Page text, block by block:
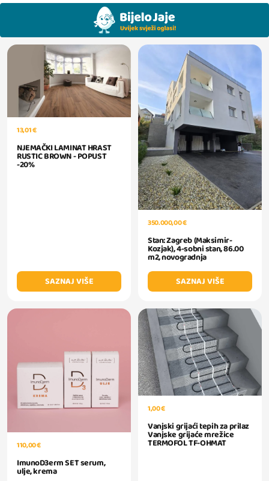
13,01 €
NJEMAČKI LAMINAT HRAST
RUSTIC BROWN - POPUST
-20%
SAZNAJ VIŠE
350.000,00 €
Stan: Zagreb (Maksimir-
Kozjak), 4-sobni stan, 86.00
m2, novogradnja
SAZNAJ VIŠE
110,00 €
ImunoD3erm SET serum,
ulje, krema
1,00 €
Vanjski grijaći tepih za prilaz
Vanjske grijaće mrežice
TERMOFOL TF-OHMAT